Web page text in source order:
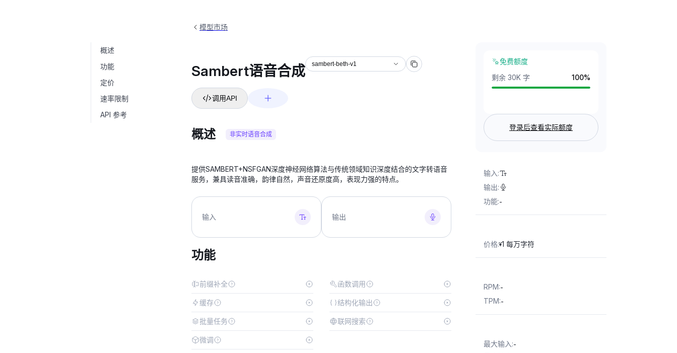
概述
功能
定价
速率限制
API 参考
模型市场
Sambert语音合成 sambert-beth-v1
调用API
概述 非实时语音合成
提供SAMBERT+NSFGAN深度神经网络算法与传统领域知识深度结合的文字转语音
服务，兼具读音准确，韵律自然，声音还原度高，表现力强的特点。
输入 输出
功能
前缀补全 函数调用
缓存 结构化输出
批量任务 联网搜索
微调
免费额度
剩余 30K 字
100%
登录后查看实际额度
输入:
输出:
功能:-
价格:¥1 每万字符
RPM:-
TPM:-
最大输入:-